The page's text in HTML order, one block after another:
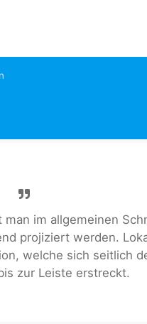
im allgemeinen
projiziert werden.
welche sich seitlich
zur Leiste erstreckt.